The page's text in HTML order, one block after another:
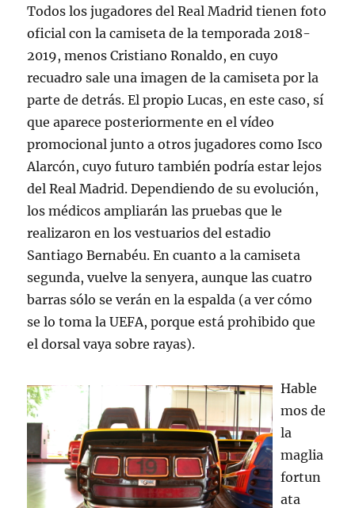
Todos los jugadores del Real Madrid tienen foto
oficial con la camiseta de la temporada 2018-
2019, menos Cristiano Ronaldo, en cuyo
recuadro sale una imagen de la camiseta por la
parte de detrás. El propio Lucas, en este caso, sí
que aparece posteriormente en el vídeo
promocional junto a otros jugadores como Isco
Alarcón, cuyo futuro también podría estar lejos
del Real Madrid. Dependiendo de su evolución,
los médicos ampliarán las pruebas que le
realizaron en los vestuarios del estadio
Santiago Bernabéu. En cuanto a la camiseta
segunda, vuelve la senyera, aunque las cuatro
barras sólo se verán en la espalda (a ver cómo
se lo toma la UEFA, porque está prohibido que
el dorsal vaya sobre rayas).
Hable
mos de
la
maglia
fortun
ata